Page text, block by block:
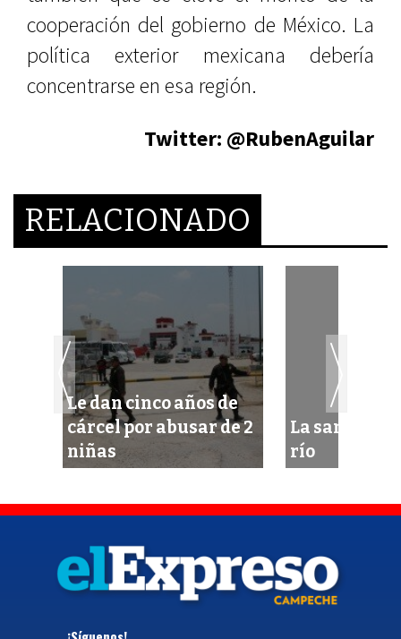
cooperación del gobierno de México. La
política exterior mexicana debería
concentrarse en esa región.
Twitter: @RubenAguilar
RELACIONADO
Le dan cinco años de
cárcel por abusar de 2
niñas
La sangre
río